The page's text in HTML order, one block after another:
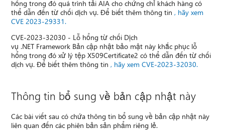
hổng trong đó quá trình tải AIA cho chứng chỉ khách hàng có
thể dẫn đến từ chối dịch vụ. Để biết thêm thông tin, hãy xem
CVE 2023-29331.
CVE-2023-32030 - Lỗ hổng từ chối Dịch
vụ .NET Framework Bản cập nhật bảo mật này khắc phục lỗ
hổng trong đó xử lý tệp X509Certificate2 có thể dẫn đến từ chối
dịch vụ. Để biết thêm thông tin, hãy xem CVE-2023-32030.
Thông tin bổ sung về bản cập nhật này
Các bài viết sau có chứa thông tin bổ sung về bản cập nhật này
liên quan đến các phiên bản sản phẩm riêng lẻ.